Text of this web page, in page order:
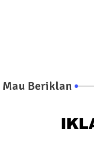
Mau Beriklan